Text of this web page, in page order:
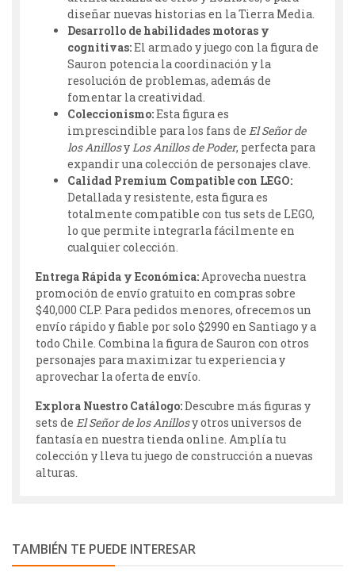
diseñar nuevas historias en la Tierra Media.
Desarrollo de habilidades motoras y
cognitivas:El armado y juego con la figura de
Sauron potencia la coordinación y la
resolución de problemas, además de
fomentar la creatividad.
Coleccionismo:Esta figura es
imprescindible para los fans de El Señor de
los Anillosy Los Anillos de Poder, perfecta para
expandir una colección de personajes clave.
Calidad Premium Compatible con LEGO:
Detallada y resistente, esta figura es
totalmente compatible con tus sets de LEGO,
lo que permite integrarla fácilmente en
cualquier colección.
Entrega Rápida y Económica: Aprovecha nuestra
promoción de envío gratuito en compras sobre
$40,000 CLP. Para pedidos menores, ofrecemos un
envío rápido y fiable por solo $2990 en Santiago y a
todo Chile. Combina la figura de Sauron con otros
personajes para maximizar tu experiencia y
aprovechar la oferta de envío.
Explora Nuestro Catálogo:Descubre más figuras y
sets de El Señor de los Anillosy otros universos de
fantasía en nuestra tienda online. Amplía tu
colección y lleva tu juego de construcción a nuevas
alturas.
TAMBIÉN TE PUEDE INTERESAR